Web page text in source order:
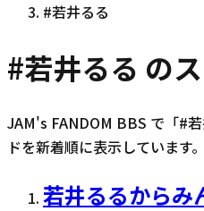
#若井るる
#若井るる の
JAM's FANDOM BBS で「#
ドを新着順に表示しています。
若井るるからみ